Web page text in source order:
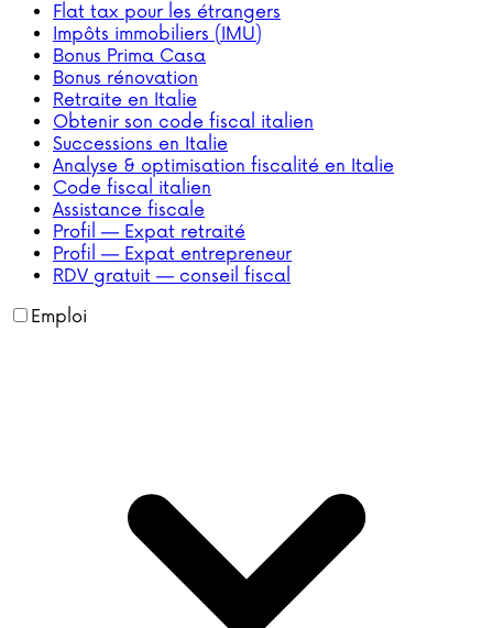
Flat tax pour les étrangers
Impôts immobiliers (IMU)
Bonus Prima Casa
Bonus rénovation
Retraite en Italie
Obtenir son code fiscal italien
Successions en Italie
Analyse & optimisation fiscalité en Italie
Code fiscal italien
Assistance fiscale
Profil — Expat retraité
Profil — Expat entrepreneur
RDV gratuit — conseil fiscal
Emploi